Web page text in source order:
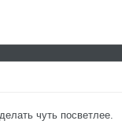
чуть посветлее.